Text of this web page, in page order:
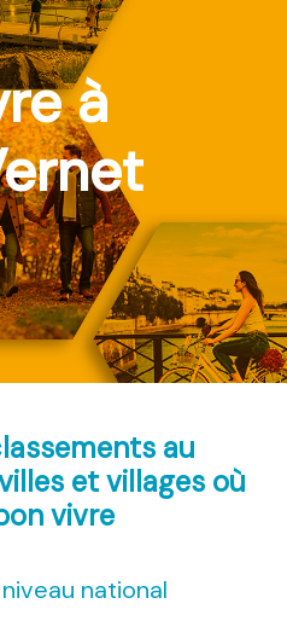
à
au
et villages où
vivre
national